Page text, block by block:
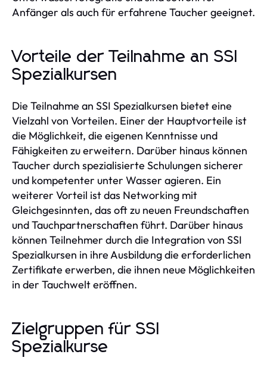
Anfänger als auch für erfahrene Taucher geeignet.
Vorteile der Teilnahme an SSI
Spezialkursen
Die Teilnahme an SSI Spezialkursen bietet eine
Vielzahl von Vorteilen. Einer der Hauptvorteile ist
die Möglichkeit, die eigenen Kenntnisse und
Fähigkeiten zu erweitern. Darüber hinaus können
Taucher durch spezialisierte Schulungen sicherer
und kompetenter unter Wasser agieren. Ein
weiterer Vorteil ist das Networking mit
Gleichgesinnten, das oft zu neuen Freundschaften
und Tauchpartnerschaften führt. Darüber hinaus
können Teilnehmer durch die Integration von SSI
Spezialkursen in ihre Ausbildung die erforderlichen
Zertifikate erwerben, die ihnen neue Möglichkeiten
in der Tauchwelt eröffnen.
Zielgruppen für SSI
Spezialkurse